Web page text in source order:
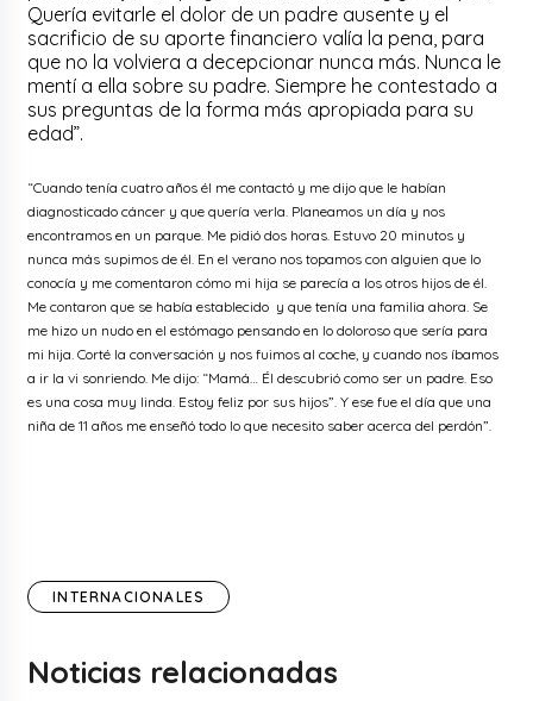
Quería evitarle el dolor de un padre ausente y el
sacrificio de su aporte financiero valía la pena, para
que no la volviera a decepcionar nunca más. Nunca le
mentí a ella sobre su padre. Siempre he contestado a
sus preguntas de la forma más apropiada para su
edad”.
“Cuando tenía cuatro años él me contactó y me dijo que le habían
diagnosticado cáncer y que quería verla. Planeamos un día y nos
encontramos en un parque. Me pidió dos horas. Estuvo 20 minutos y
nunca más supimos de él. En el verano nos topamos con alguien que lo
conocía y me comentaron cómo mi hija se parecía a los otros hijos de él.
Me contaron que se había establecido y que tenía una familia ahora. Se
me hizo un nudo en el estómago pensando en lo doloroso que sería para
mi hija. Corté la conversación y nos fuimos al coche, y cuando nos íbamos
a ir la vi sonriendo. Me dijo: “Mamá… Él descubrió como ser un padre. Eso
es una cosa muy linda. Estoy feliz por sus hijos”. Y ese fue el día que una
niña de 11 años me enseñó todo lo que necesito saber acerca del perdón”.
INTERNACIONALES
Noticias relacionadas